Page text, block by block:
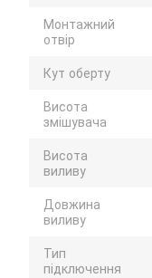
Монтажний
отвір
Кут оберту
Висота
змішувача
Висота
виливу
Довжина
виливу
Тип
підключення